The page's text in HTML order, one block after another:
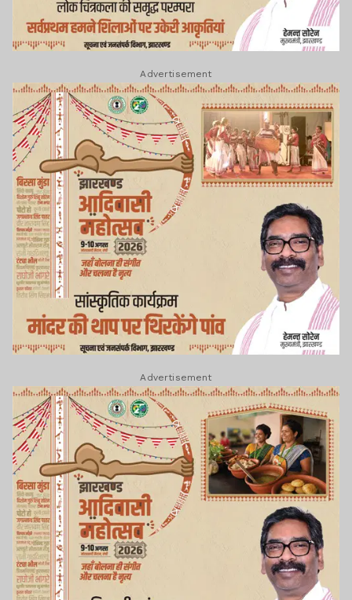
Advertisement
Advertisement